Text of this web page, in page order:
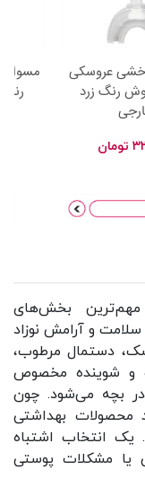
عروسکی
رنگ زرد
تومان
مسواک
رنگ
بخش‌های
و آرامش نوزاد
، دستمال مرطوب،
و شوینده مخصوص
بچه می‌شود. چون
محصولات بهداشتی
یک انتخاب اشتباه
یا مشکلات پوستی